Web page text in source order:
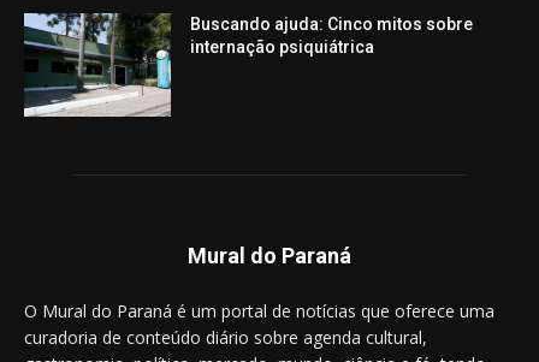
Buscando ajuda: Cinco mitos sobre
internação psiquiátrica
Mural do Paraná
O Mural do Paraná é um portal de notícias que oferece uma
curadoria de conteúdo diário sobre agenda cultural,